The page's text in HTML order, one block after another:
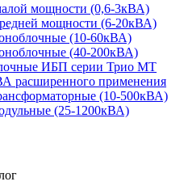
мощности (0,6-3кВА)
мощности (6-20кВА)
(10-60кВА)
(40-200кВА)
ИБП серии Трио МТ
расширенного применения
(10-500кВА)
(25-1200кВА)